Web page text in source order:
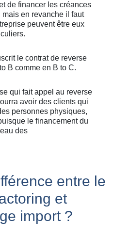
de financer les créances
mais en revanche il faut
peuvent être eux
le contrat de reverse
B comme en B to C.
qui fait appel au reverse
avoir des clients qui
personnes physiques,
le financement du
des
entre le
et
import ?